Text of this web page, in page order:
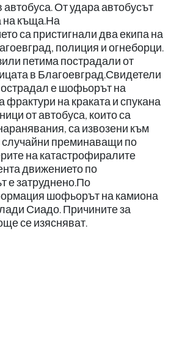
автобуса. От удара автобусът
на къща.На
са пристигнали два екипа на
полиция и огнеборци.
петима пострадали от
в Благоевград.Свидетели
е шофьорът на
фрактури на краката и спукана
от автобуса, които са
са извозени към
преминаващи по
на катастрофиралите
движението по
е затруднено.По
шофьорът на камиона
Сиадо. Причините за
се изясняват.